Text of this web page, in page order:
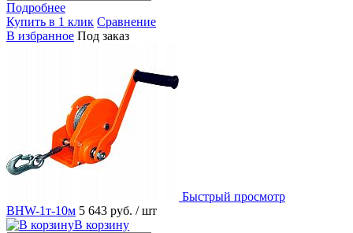
Подробнее
Купить в 1 клик Сравнение
В избранное Под заказ
Быстрый просмотр
BHW-1т-10м 5 643 руб. / шт
В корзину